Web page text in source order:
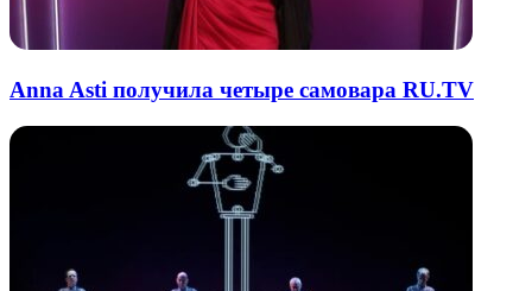
Anna Asti получила четыре самовара RU.TV